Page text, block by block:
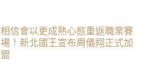
相信會以更成熟心態重返職業賽
場！新北國王宣布周儀翔正式加
盟